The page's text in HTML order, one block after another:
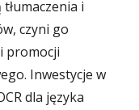
i
czyni go
promocji
Inwestycje w
dla języka